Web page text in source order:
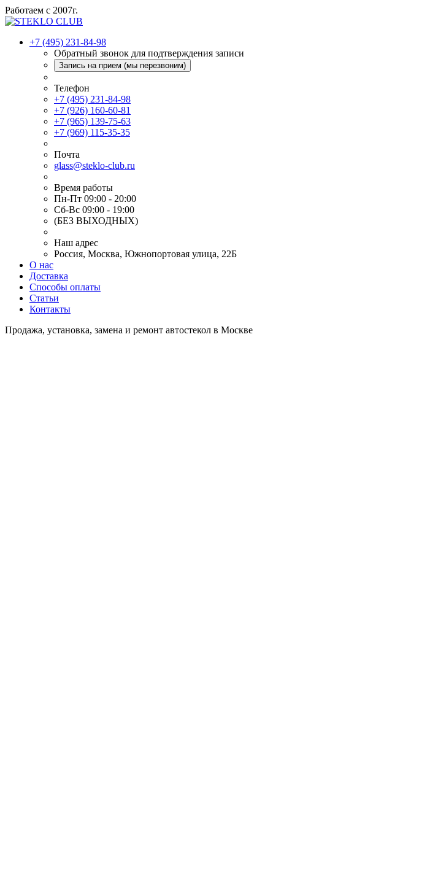
Работаем с 2007г.
+7 (495) 231-84-98
Обратный звонок для подтверждения записи
Запись на прием (мы перезвоним)
Телефон
+7 (495) 231-84-98
+7 (926) 160-60-81
+7 (965) 139-75-63
+7 (969) 115-35-35
Почта
glass@steklo-club.ru
Время работы
Пн-Пт 09:00 - 20:00
Сб-Вс 09:00 - 19:00
(БЕЗ ВЫХОДНЫХ)
Наш адрес
Россия, Москва, Южнопортовая улица, 22Б
О нас
Доставка
Способы оплаты
Статьи
Контакты
Продажа, установка, замена и ремонт автостекол в Москве